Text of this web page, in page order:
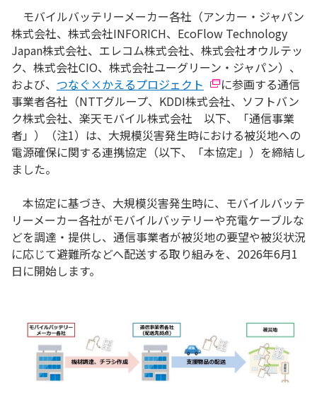
モバイルバッテリーメーカー各社（アンカー・ジャパン
株式会社、株式会社INFORICH、EcoFlow Technology
Japan株式会社、エレコム株式会社、株式会社オウルテッ
ク、株式会社CIO、株式会社ユーグリーン・ジャパン）、
および、 つなぐ×かえるプロジェクト
に参画する通信
事業者各社（NTTグループ、KDDI株式会社、ソフトバン
ク株式会社、楽天モバイル株式会社 以下、「通信事業
者」）（注1）は、大規模災害発生時における被災地への
電源確保に関する連携協定（以下、「本協定」）を締結し
ました。
本協定に基づき、大規模災害発生時に、モバイルバッテ
リーメーカー各社がモバイルバッテリーや充電ケーブルな
どを調達・提供し、通信事業者が被災地の要望や被災状況
に応じて避難所などへ配送する取り組みを、2026年6月1
日に開始します。